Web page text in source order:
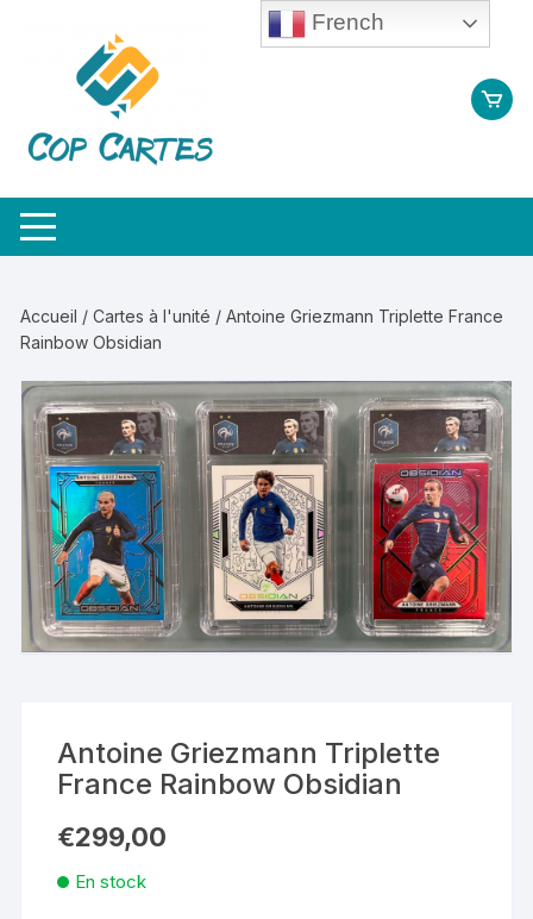
Accueil /Cartes à l'unité / Antoine Griezmann Triplette France
Rainbow Obsidian
Antoine Griezmann Triplette
France Rainbow Obsidian
€299,00
En stock
French